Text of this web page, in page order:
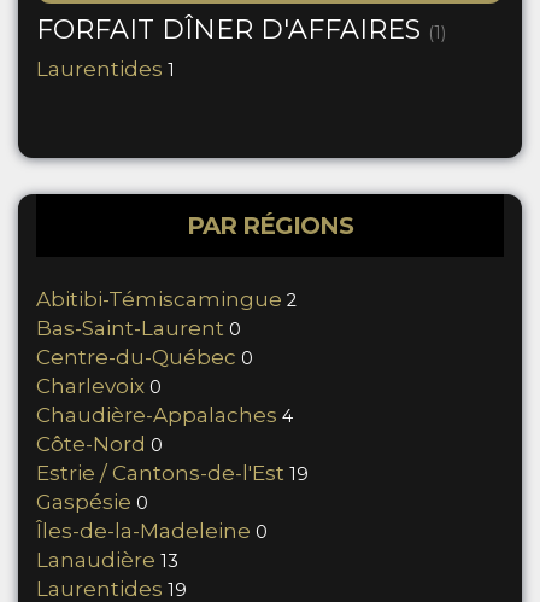
FORFAIT DÎNER D'AFFAIRES (1)
Laurentides 1
PAR RÉGIONS
Abitibi-Témiscamingue 2
Bas-Saint-Laurent 0
Centre-du-Québec 0
Charlevoix 0
Chaudière-Appalaches 4
Côte-Nord 0
Estrie / Cantons-de-l'Est 19
Gaspésie 0
Îles-de-la-Madeleine 0
Lanaudière 13
Laurentides 19